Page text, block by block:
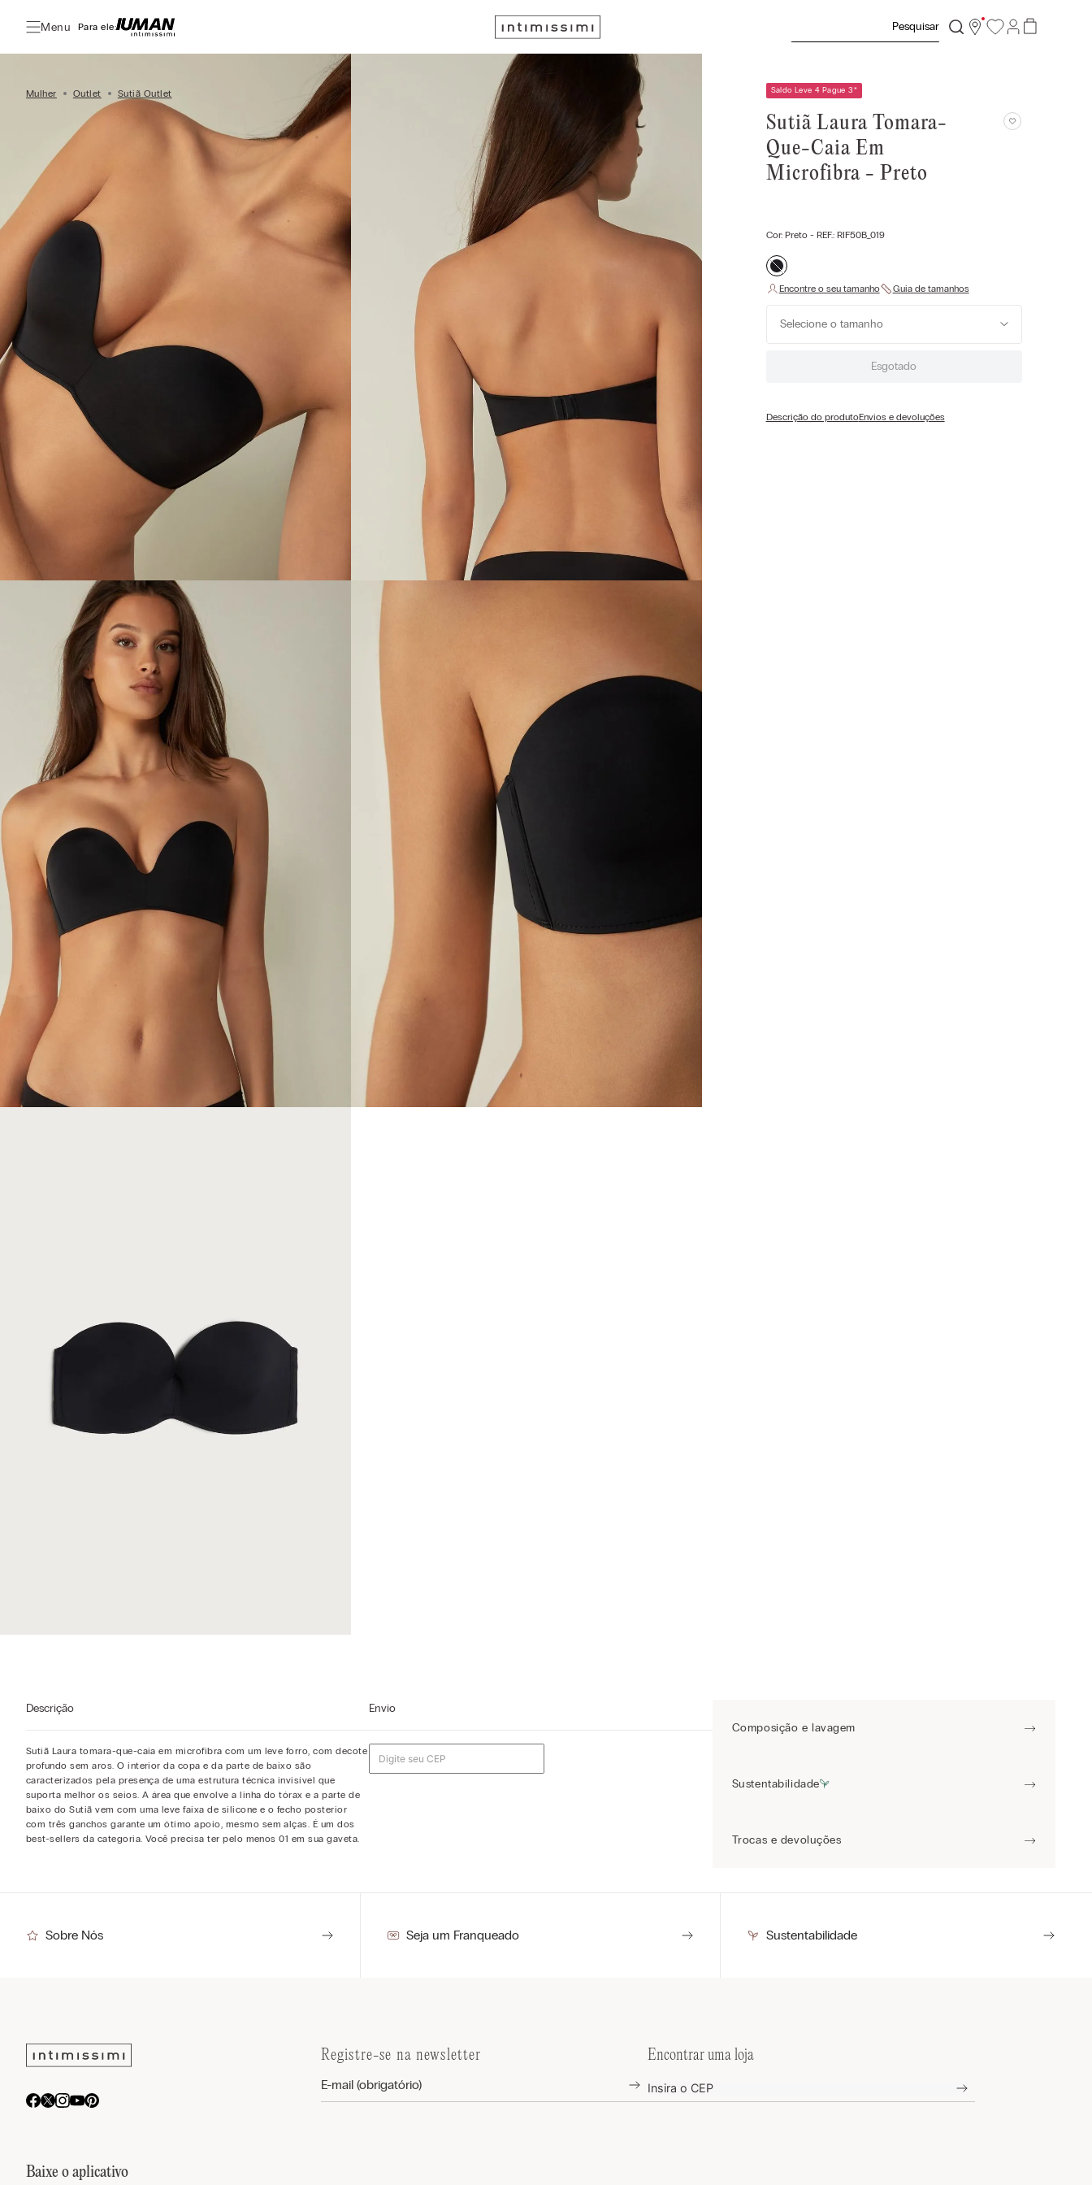
Menu Para ele:
Mulher Outlet Sutiã Outlet Saldo Leve 4 Pague 3*
Sutiã Laura Tomara-
Que-Caia Em
Microfibra - Preto
Cor: Preto- REF.: RIF50B_019
Selecione o tamanho
Esgotado
Descrição do produtoEnvios e devoluções
Descrição
Sutiã Laura tomara-que-caia em microfibra com um leve forro, com decote
profundo sem aros. O interior da copa e da parte de baixo são
caracterizados pela presença de uma estrutura técnica invisível que
suporta melhor os seios. A área que envolve a linha do tórax e a parte de
baixo do Sutiã vem com uma leve faixa de silicone e o fecho posterior
com três ganchos garante um ótimo apoio, mesmo sem alças. É um dos
best-sellers da categoria. Você precisa ter pelo menos 01 em sua gaveta.
Envio
Composição e lavagem
Sustentabilidade
Trocas e devoluções
Sobre Nós Seja um Franqueado Sustentabilidade
Baixe o aplicativo
Registre-se na newsletter Encontrar uma loja